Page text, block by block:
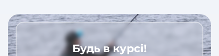
Будь в курсі!